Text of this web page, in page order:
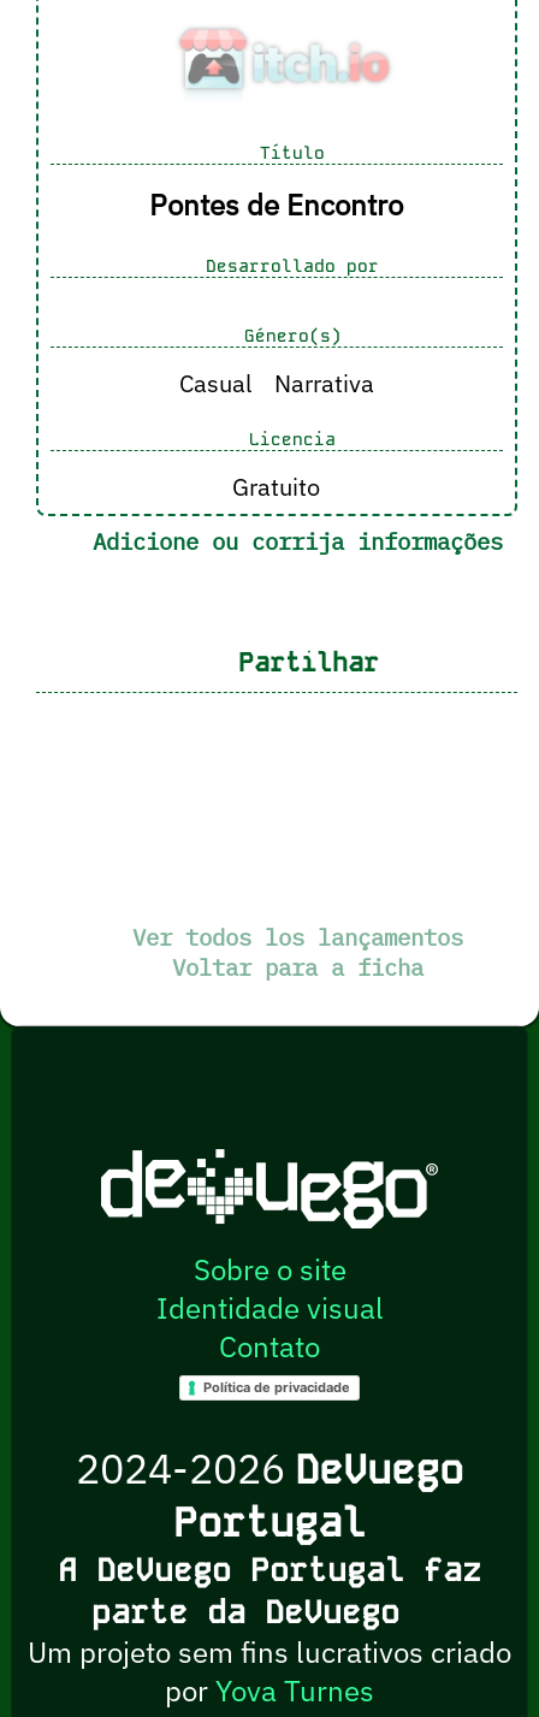
Título
Pontes de Encontro
Desarrollado por
Género(s)
Casual Narrativa
Licencia
Gratuito
Adicione ou corrija informações
Partilhar
Ver todos los lançamentos
Voltar para a ficha
Sobre o site
Identidade visual
Contato
Política de privacidade
2024-2026 DeVuego
Portugal
A DeVuego Portugal faz
parte da DeVuego
Um projeto sem fins lucrativos criado
porYova Turnes